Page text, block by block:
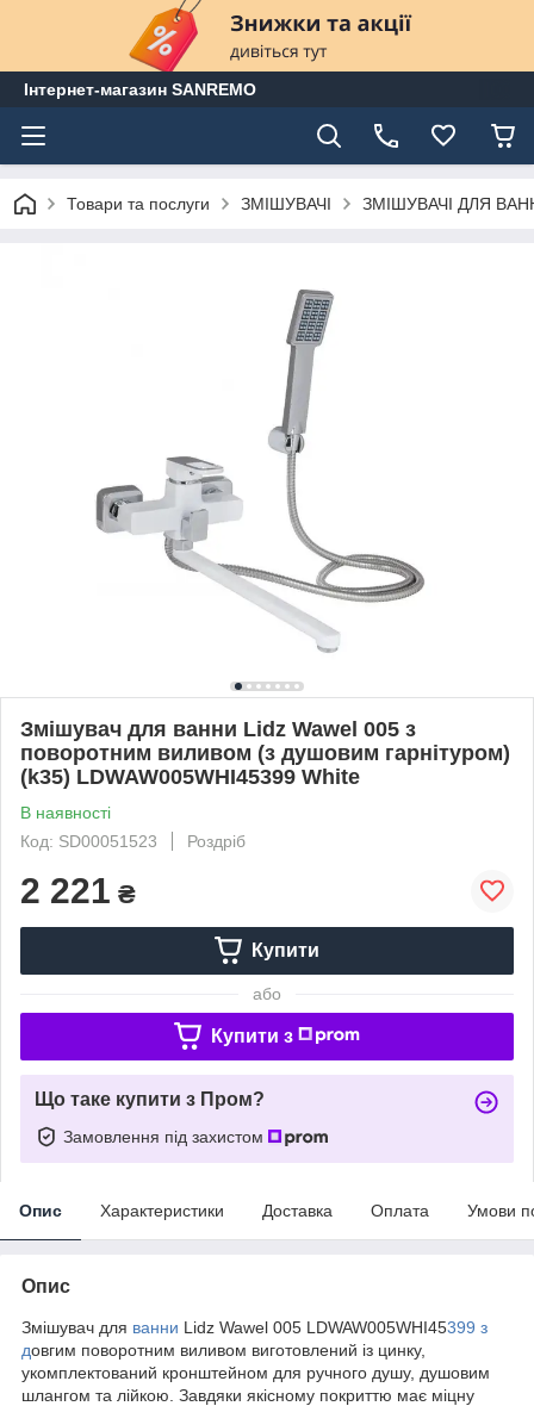
Інтернет-магазин SANREMO
Товари та послуги ЗМІШУВАЧІ ЗМІШУВАЧІ ДЛЯ
Змішувач для ванни Lidz Wawel 005 з
поворотним виливом (з душовим гарнітуром)
(k35) LDWAW005WHI45399 White
В наявності
Код: SD00051523
Роздріб
2 221 ₴
Купити
або
Купити з
Що таке купити з Пром?
Замовлення під захистом
Опис Характеристики Доставка Оплата Умови
Опис
Змішувач для ванни Lidz Wawel 005 LDWAW005WHI45399 з
довгим поворотним виливом виготовлений із цинку,
укомплектований кронштейном для ручного душу, душовим
шлангом та лійкою. Завдяки якісному покриттю має міцну